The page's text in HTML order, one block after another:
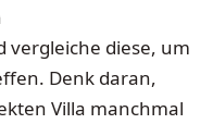
diese, um
Denk daran,
Villa manchmal